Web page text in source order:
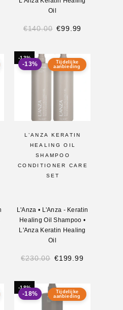
Oil
€140.00 €99.99
-13%
Tijdelijke
aanbieding
-13%
L’ANZA KERATIN
HEALING OIL
SHAMPOO
CONDITIONER CARE
SET
L'Anza •
L'Anza - Keratin
Healing Oil Shampoo •
L'Anza Keratin Healing
Oil
€230.00 €199.99
-18%
Tijdelijke
aanbieding
-18%